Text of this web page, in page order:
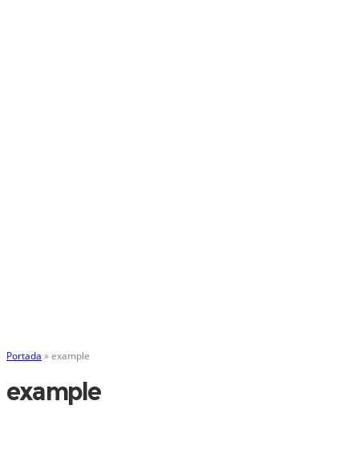
Portada »example
example